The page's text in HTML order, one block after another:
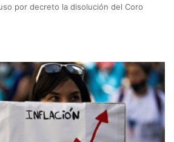
por decreto la disolución del Coro